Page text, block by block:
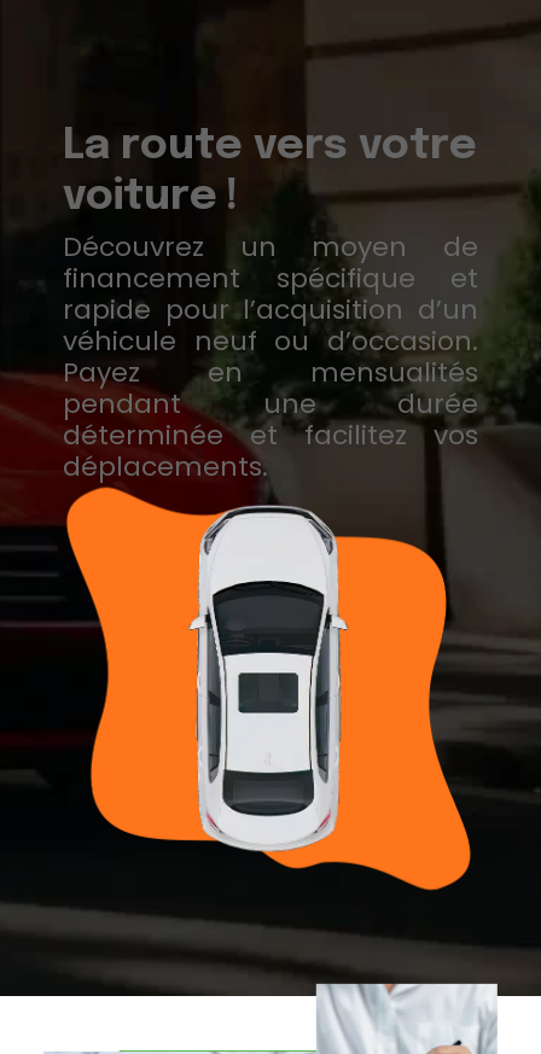
La route vers votre
voiture !
Découvrez un moyen de
financement spécifique et
rapide pour l’acquisition d’un
véhicule neuf ou d’occasion.
Payez en mensualités
pendant une durée
déterminée et facilitez vos
déplacements.